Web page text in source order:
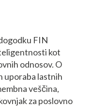
FIN
kot
odnosov. O
uporaba lastnih
veščina,
za poslovno